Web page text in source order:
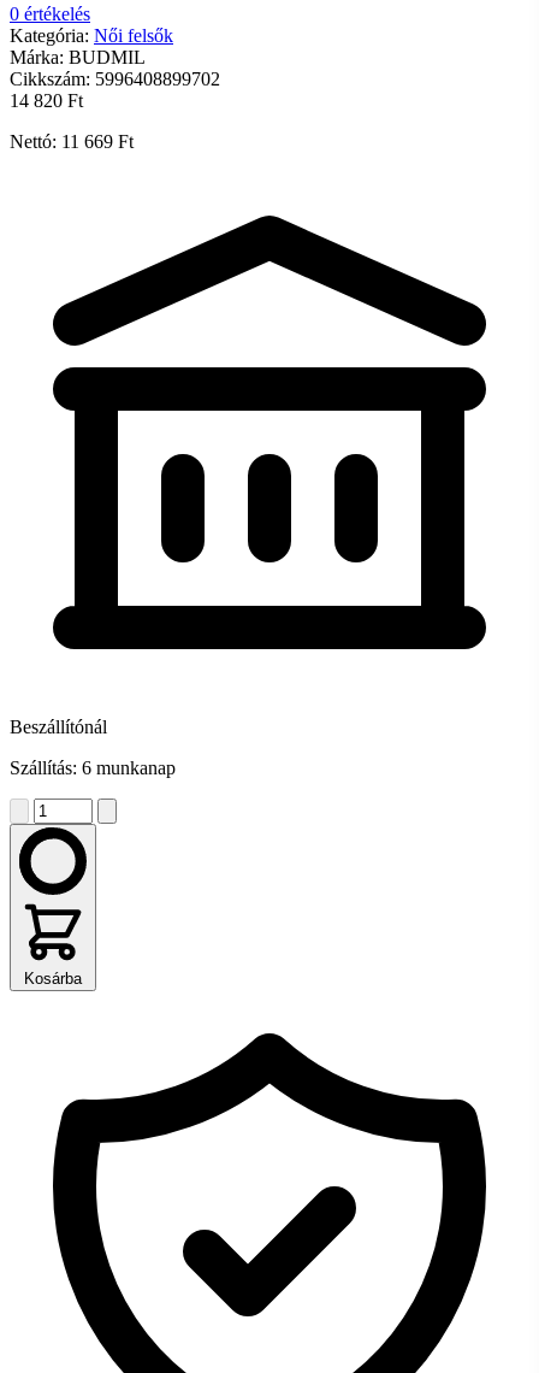
0 értékelés
Kategória: Női felsők
Márka: BUDMIL
Cikkszám: 5996408899702
14 820 Ft
Nettó: 11 669 Ft
Beszállítónál
Szállítás: 6 munkanap
Kosárba